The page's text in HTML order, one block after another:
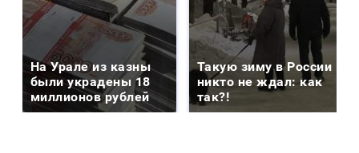
На Урале из казны
были украдены 18
миллионов рублей
Такую зиму в России
никто не ждал: как
так?!